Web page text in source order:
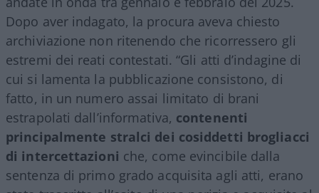
Dopo aver indagato, la procura aveva chiesto
archiviazione non ritenendo che ricorressero gli
estremi dei reati contestati. “Gli atti d’indagine di
cui si lamenta la pubblicazione consistono, di
fatto, in un numero assai limitato di brani
estrapolati dall’informativa, contenenti
principalmente stralci dei cosiddetti brogliacci
di intercettazioni che, come evincibile dalla
sentenza di primo grado acquisita agli atti, erano